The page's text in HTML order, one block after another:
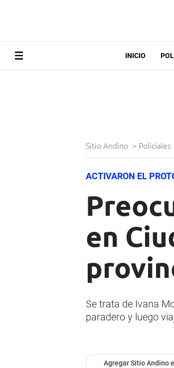
INICIO
Sitio Andino > Policiales
ACTIVARON EL
en
Se trata de Ivana
paradero y luego
Agregar Sitio Andino